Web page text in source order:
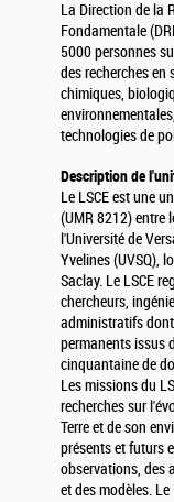
La Direction de la
Fondamentale
5000 personnes
des recherches en
chimiques,
technologies de
Description de
Le LSCE est une
(UMR 8212) entre
l'Université de
Yvelines (UVSQ),
Saclay. Le LSCE
chercheurs,
administratifs
permanents issus
cinquantaine de
Les missions du
recherches sur
Terre et de son
présents et futurs
observations, des
et des modèles.